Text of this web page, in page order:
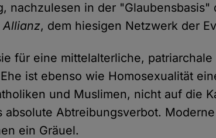
nachzulesen in der "Glaubensbasis"
Allianz, dem hiesigen Netzwerk der
für eine mittelalterliche,
ist ebenso wie Homosexualität
und Muslimen, nicht auf die
absolute Abtreibungsverbot.
ein Gräuel.